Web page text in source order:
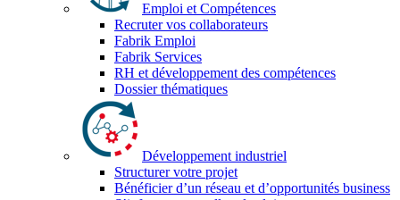
Emploi et Compétences
Recruter vos collaborateurs
Fabrik Emploi
Fabrik Services
RH et développement des compétences
Dossier thématiques
Développement industriel
Structurer votre projet
Bénéficier d’un réseau et d’opportunités business